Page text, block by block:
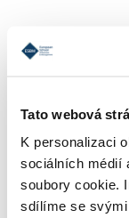
Tato webová
K personalizaci
sociálních médií
soubory cookie.
sdílíme se